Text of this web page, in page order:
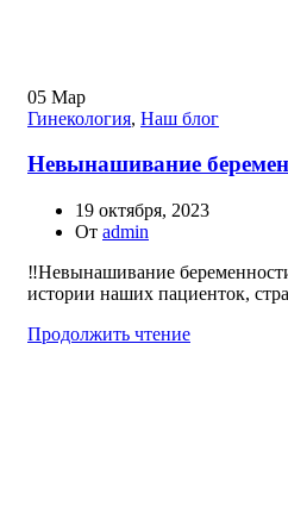
05 Мар
Гинекология, Наш блог
Невынашивание
19 октября, 2023
От admin
‼️Невынашивание
истории наших пациенток,
Продолжить чтение